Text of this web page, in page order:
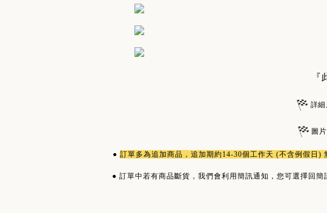
詳細
圖
● 訂單多為追加商品 ，追加期約14-30個工作天 (不含例假日
● 訂單中若有商品斷貨，我們會利用簡訊通知，您可選擇回